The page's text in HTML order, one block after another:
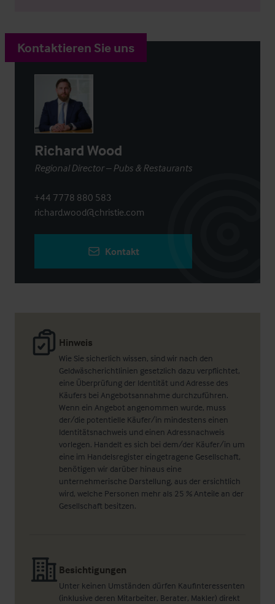
Hinweis
Wie Sie sicherlich wissen, sind wir nach den
Geldwäscherichtlinien gesetzlich dazu verpflichtet,
eine Überprüfung der Identität und Adresse des
Käufers bei Angebotsannahme durchzuführen.
Wenn ein Angebot angenommen wurde, muss
der/die potentielle Käufer/in mindestens einen
Identitätsnachweis und einen Adressnachweis
vorlegen. Handelt es sich bei dem/der Käufer/in um
eine im Handelsregister eingetragene Gesellschaft,
benötigen wir darüber hinaus eine
unternehmerische Darstellung, aus der ersichtlich
wird, welche Personen mehr als 25 % Anteile an der
Gesellschaft besitzen.
Besichtigungen
Unter keinen Umständen dürfen Kaufinteressenten
(inklusive deren Mitarbeiter, Berater, Makler) direkt
Kontaktieren Sie uns
Richard Wood
Regional Director – Pubs & Restaurants
+44 7778 880 583
richard.wood@christie.com
Kontakt